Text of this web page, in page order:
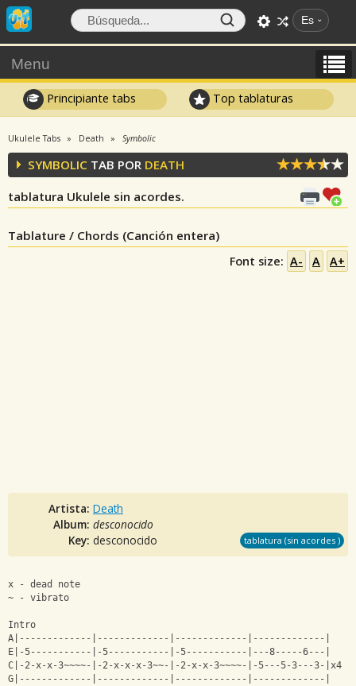
Es
Menu
Principiante tabs Top tablaturas
Ukulele Tabs Death Symbolic
SYMBOLIC TAB POR DEATH
tablatura Ukulele sin acordes.
Tablature / Chords (Canción entera)
Font size: A- A A+
Artista: Death
Album: desconocido
Key: desconocido tablatura (sin acordes )
x - dead note
~ - vibrato
Intro
A|-------------|-------------|-------------|-------------|
E|-5-----------|-5-----------|-5-----------|---8-----6---|
C|-2-x-x-3~~~~-|-2-x-x-x-3~~-|-2-x-x-3~~~~-|-5---5-3---3-|x4
G|-------------|-------------|-------------|-------------|